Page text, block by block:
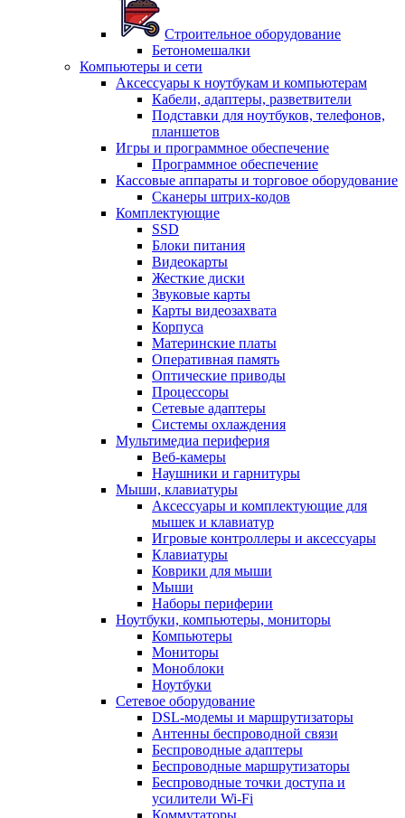
Строительное оборудование
Бетономешалки
Компьютеры и сети
Аксессуары к ноутбукам и компьютерам
Кабели, адаптеры, разветвители
Подставки для ноутбуков, телефонов,
планшетов
Игры и программное обеспечение
Программное обеспечение
Кассовые аппараты и торговое оборудование
Сканеры штрих-кодов
Комплектующие
SSD
Блоки питания
Видеокарты
Жесткие диски
Звуковые карты
Карты видеозахвата
Корпуса
Материнские платы
Оперативная память
Оптические приводы
Процессоры
Сетевые адаптеры
Системы охлаждения
Мультимедиа периферия
Веб-камеры
Наушники и гарнитуры
Мыши, клавиатуры
Аксессуары и комплектующие для
мышек и клавиатур
Игровые контроллеры и аксессуары
Клавиатуры
Коврики для мыши
Мыши
Наборы периферии
Ноутбуки, компьютеры, мониторы
Компьютеры
Мониторы
Моноблоки
Ноутбуки
Сетевое оборудование
DSL-модемы и маршрутизаторы
Антенны беспроводной связи
Беспроводные адаптеры
Беспроводные маршрутизаторы
Беспроводные точки доступа и
усилители Wi-Fi
Коммутаторы